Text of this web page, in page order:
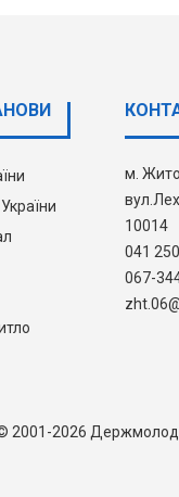
м.
10014
041
067-
2001-2026